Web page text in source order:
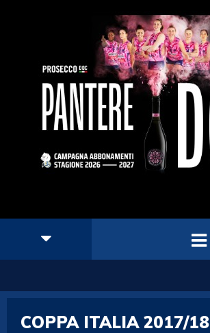
COPPA ITALIA 2017/18